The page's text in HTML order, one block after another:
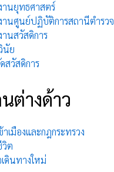
นยุทธศาสตร์
นศูนย์ปฏิบัติการสถานีตำรวจ
นสวัสดิการ
นัย
สวัสดิการ
ต่างด้าว
เมืองและกฎกระทรวง
วิต
ดินทางใหม่